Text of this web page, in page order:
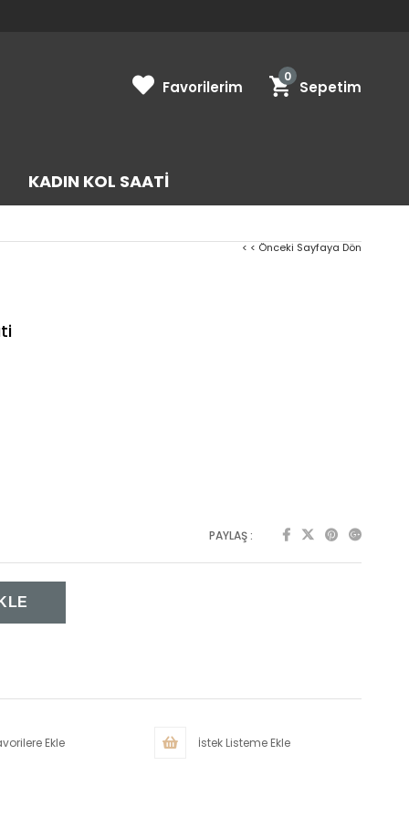
Sepetim
0
KADIN KOL SAATI
Favorilerim
< < Önceki Sayfaya Dön
PAYLAŞ :
Ekle İstek Listeme Ekle